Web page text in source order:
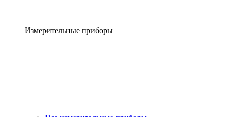
Измерительные приборы